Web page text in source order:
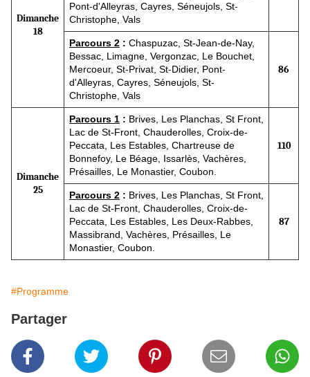
Dimanche
18
Pont-d'Alleyras, Cayres, Séneujols, St-
Christophe, Vals
Parcours 2 : Chaspuzac, St-Jean-de-Nay,
Bessac, Limagne, Vergonzac, Le Bouchet,
Mercoeur, St-Privat, St-Didier, Pont-
d'Alleyras, Cayres, Séneujols, St-
Christophe, Vals
86
Dimanche
25
Parcours 1 : Brives, Les Planchas, St Front,
Lac de St-Front, Chauderolles, Croix-de-
Peccata, Les Estables, Chartreuse de
Bonnefoy, Le Béage, Issarlès, Vachères,
Présailles, Le Monastier, Coubon.
110
Parcours 2 : Brives, Les Planchas, St Front,
Lac de St-Front, Chauderolles, Croix-de-
Peccata, Les Estables, Les Deux-Rabbes,
Massibrand, Vachères, Présailles, Le
Monastier, Coubon.
87
#Programme
Partager